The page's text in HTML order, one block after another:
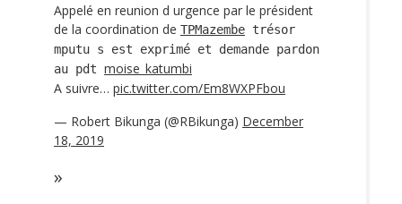
Appelé en reunion d urgence par le président
de la coordination de TPMazembe trésor
mputu s est exprimé et demande pardon
au pdt moise_katumbi
A suivre… pic.twitter.com/Em8WXPFbou
— Robert Bikunga (@RBikunga) December
18, 2019